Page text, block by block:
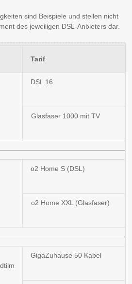
sind Beispiele und stellen nicht
des jeweiligen DSL-Anbieters dar.
Tarif
DSL 16
Glasfaser 1000 mit TV
o2 Home S (DSL)
o2 Home XXL (Glasfaser)
GigaZuhause 50 Kabel